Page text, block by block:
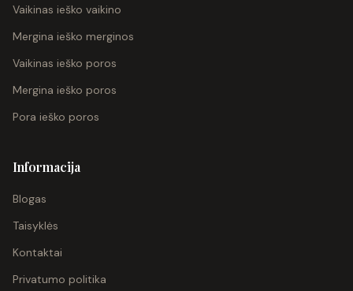
Vaikinas ieško vaikino
Mergina ieško merginos
Vaikinas ieško poros
Mergina ieško poros
Pora ieško poros
Informacija
Blogas
Taisyklės
Kontaktai
Privatumo politika